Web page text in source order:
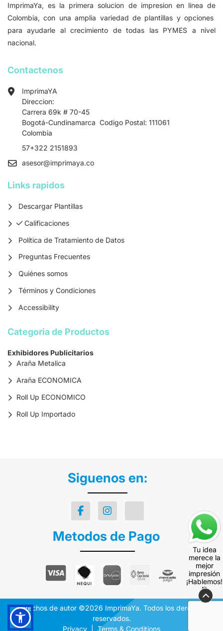
ImprimaYa, es la primera solucion de impresion en linea de
Colombia, con una amplia variedad de plantillas y opciones
para ayudarle al crecimiento de todas las PYMES a nivel
nacional.
Contactenos
ImprimaYA
Direccion:
Carrera 69k # 70-45
Bogotá-Cundinamarca Codigo Postal: 111061
Colombia
57+322 2151893
asesor@imprimaya.co
Links rapidos
Descargar Plantillas
Calificaciones
Calificaciones
Política de Tratamiento de Datos
Preguntas Frecuentes
Quiénes somos
Términos y Condiciones
Accessibility
Categoria de Productos
Exhibidores Publicitarios
Araña Metalica
Araña ECONOMICA
Roll Up ECONOMICO
Roll Up Importado
Siguenos en:
Metodos de Pago
Tu idea
merece la
mejor
impresión
¡Hablemos!
🎯
Derechos de autor ©2026 ImprimaYa. Todos los derechos
reservados.
Privacy
Terms & Conditions